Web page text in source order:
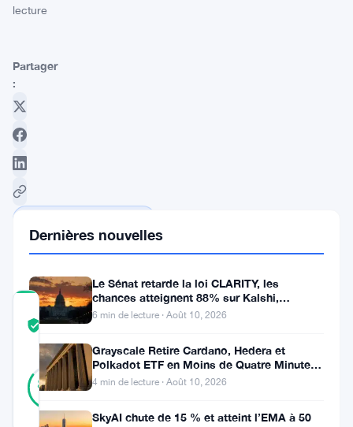
lecture
Partager
:
COMMUNITY
TRUST
85
Vérifié
46
votes
Mis à jour 3 ans il y a
Dernières nouvelles
Le Sénat retarde la loi CLARITY, les
chances atteignent 88% sur Kalshi,
Coinbase s’indigne
6 min de lecture · Août 10, 2026
Grayscale Retire Cardano, Hedera et
Polkadot ETF en Moins de Quatre Minutes
à la SEC
4 min de lecture · Août 10, 2026
SkyAI chute de 15 % et atteint l’EMA à 50